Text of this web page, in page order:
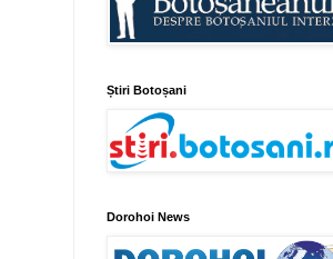
Știri Botoșani
Dorohoi News